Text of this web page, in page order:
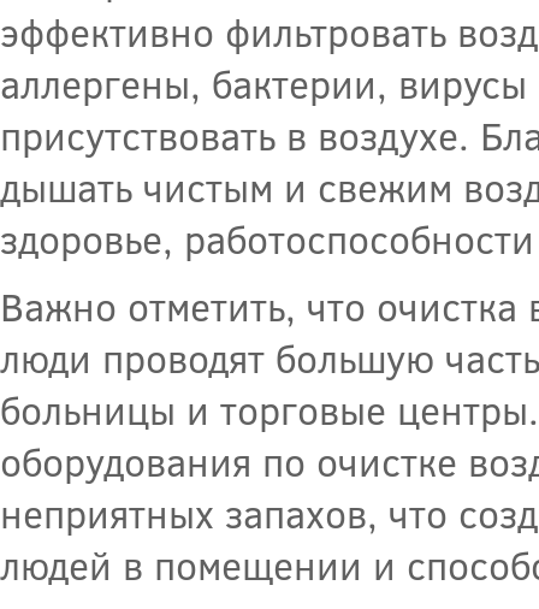
эффективно фильтровать
аллергены, бактерии,
присутствовать в воздухе.
дышать чистым и свежим
здоровье,
Важно отметить, что
люди проводят большую
больницы и торговые
оборудования по очистке
неприятных запахов, что
людей в помещении и